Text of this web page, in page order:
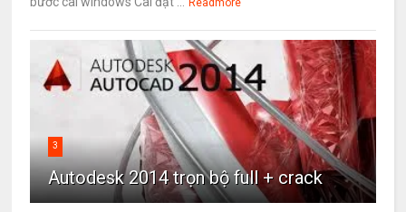
3
Autodesk 2014 trọn bộ full + crack